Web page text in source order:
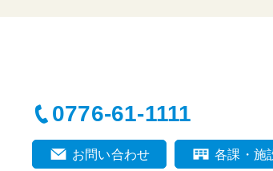
0776-61-1111
お問い合わせ 各課・施